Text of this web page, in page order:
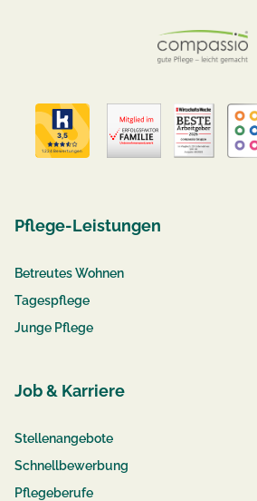
Pflege-Leistungen
Betreutes Wohnen
Tagespflege
Junge Pflege
Job & Karriere
Stellenangebote
Schnellbewerbung
Pflegeberufe